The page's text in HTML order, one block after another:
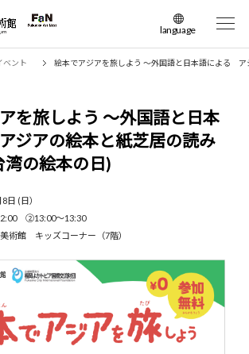
language
日本語
繁体中文
한국어
ベント 絵本でアジアを旅しよう ～外国語と日本語による
を旅しよう ～外国語と日本
ジアの絵本と紙芝居の読み
湾の絵本の日)
日 (日）
②13:00～13:30
術館 キッズコーナー（7階）